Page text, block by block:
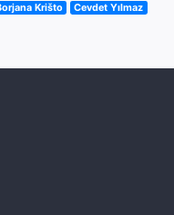
Krišto Cevdet Yılmaz